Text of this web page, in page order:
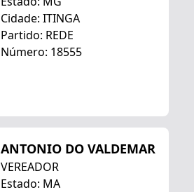
Cidade: ITINGA
Partido: REDE
Número: 18555
ANTONIO DO VALDEMAR
VEREADOR
Estado: MA